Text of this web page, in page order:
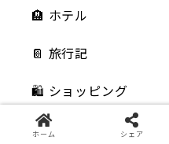
🏨 ホテル
📔 旅行記
🛍️ ショッピング
💄 韓国コスメ
ホーム シェア